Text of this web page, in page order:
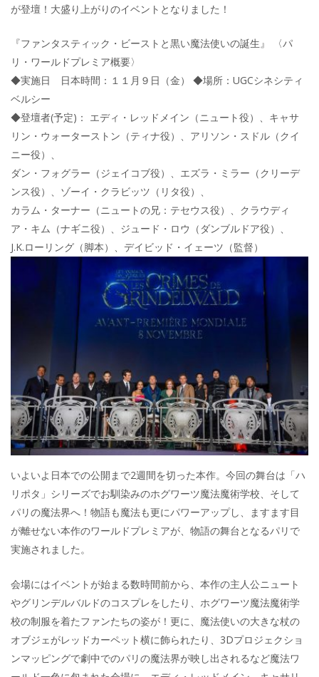
が登壇！大盛り上がりのイベントとなりました！
『ファンタスティック・ビーストと黒い魔法使いの誕生』 〈パ
リ・ワールドプレミア概要〉
◆実施日 日本時間：１１月９日（金） ◆場所：UGCシネシティ
ベルシー
◆登壇者(予定)： エディ・レッドメイン（ニュート役）、キャサ
リン・ウォーターストン（ティナ役）、アリソン・スドル（クイ
ニー役）、
ダン・フォグラー（ジェイコブ役）、エズラ・ミラー（クリーデ
ンス役）、ゾーイ・クラビッツ（リタ役）、
カラム・ターナー（ニュートの兄：テセウス役）、クラウディ
ア・キム（ナギニ役）、ジュード・ロウ（ダンブルドア役）、
J.K.ローリング（脚本）、デイビッド・イェーツ（監督）
いよいよ日本での公開まで2週間を切った本作。今回の舞台は「ハ
リポタ」シリーズでお馴染みのホグワーツ魔法魔術学校、そして
パリの魔法界へ！物語も魔法も更にパワーアップし、ますます目
が離せない本作のワールドプレミアが、物語の舞台となるパリで
実施されました。
会場にはイベントが始まる数時間前から、本作の主人公ニュート
やグリンデルバルドのコスプレをしたり、ホグワーツ魔法魔術学
校の制服を着たファンたちの姿が！更に、魔法使いの大きな杖の
オブジェがレッドカーペット横に飾られたり、3Dプロジェクショ
ンマッピングで劇中でのパリの魔法界が映し出されるなど魔法ワ